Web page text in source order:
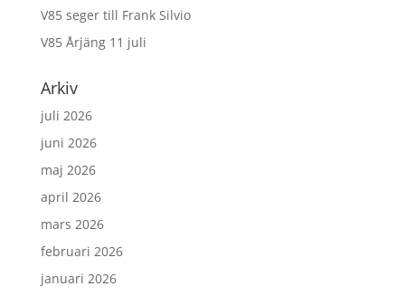
V85 seger till Frank Silvio
V85 Årjäng 11 juli
Arkiv
juli 2026
juni 2026
maj 2026
april 2026
mars 2026
februari 2026
januari 2026